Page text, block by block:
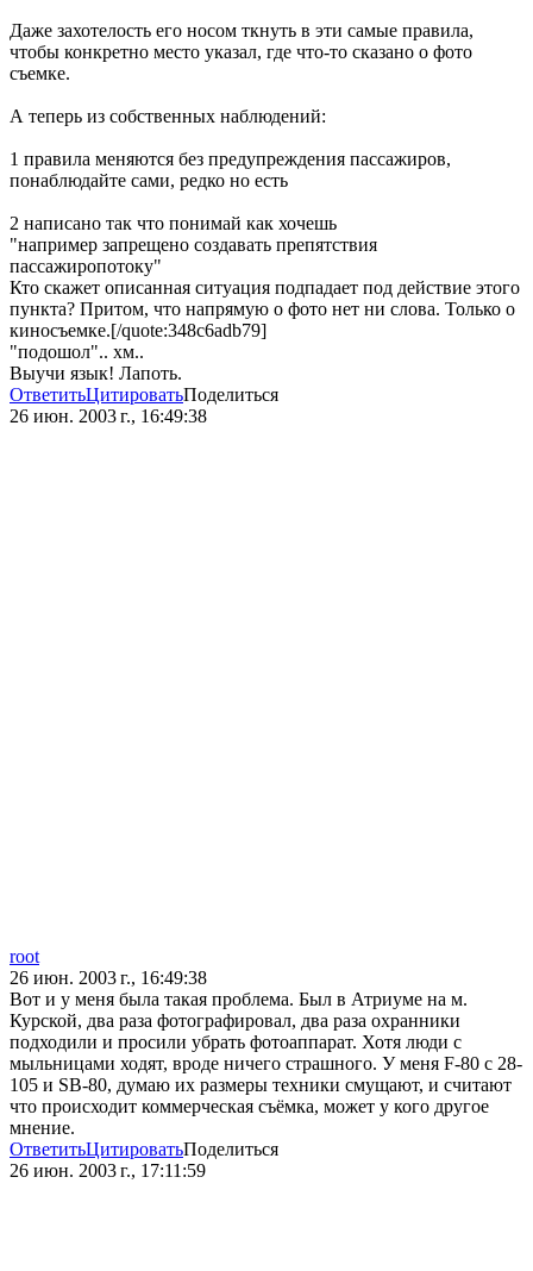
Даже захотелость его носом ткнуть в эти самые правила,
чтобы конкретно место указал, где что-то сказано о фото
съемке.
А теперь из собственных наблюдений:
1 правила меняются без предупреждения пассажиров,
понаблюдайте сами, редко но есть
2 написано так что понимай как хочешь
"например запрещено создавать препятствия
пассажиропотоку"
Кто скажет описанная ситуация подпадает под действие этого
пункта? Притом, что напрямую о фото нет ни слова. Только о
киносъемке.[/quote:348c6adb79]
"подошол".. хм..
Выучи язык! Лапоть.
ОтветитьЦитироватьПоделиться
26 июн. 2003 г., 16:49:38
root
26 июн. 2003 г., 16:49:38
Вот и у меня была такая проблема. Был в Атриуме на м.
Курской, два раза фотографировал, два раза охранники
подходили и просили убрать фотоаппарат. Хотя люди с
мыльницами ходят, вроде ничего страшного. У меня F-80 c 28-
105 и SB-80, думаю их размеры техники смущают, и считают
что происходит коммерческая съёмка, может у кого другое
мнение.
ОтветитьЦитироватьПоделиться
26 июн. 2003 г., 17:11:59